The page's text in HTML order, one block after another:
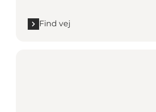
Find vej